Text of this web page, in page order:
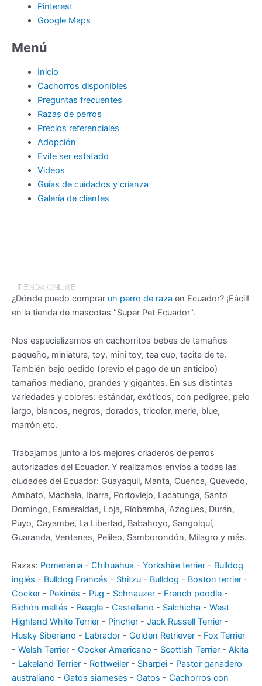
Pinterest
Google Maps
Menú
Inicio
Cachorros disponibles
Preguntas frecuentes
Razas de perros
Precios referenciales
Adopción
Evite ser estafado
Videos
Guías de cuidados y crianza
Galería de clientes
¿Dónde puedo comprar un perro de raza en Ecuador? ¡Fácil!
en la tienda de mascotas "Super Pet Ecuador".
Nos especializamos en cachorritos bebes de tamaños
pequeño, miniatura, toy, mini toy, tea cup, tacita de te.
También bajo pedido (previo el pago de un anticipo)
tamaños mediano, grandes y gigantes. En sus distintas
variedades y colores: estándar, exóticos, con pedigree, pelo
largo, blancos, negros, dorados, tricolor, merle, blue,
marrón etc.
Trabajamos junto a los mejores criaderos de perros
autorizados del Ecuador. Y realizamos envíos a todas las
ciudades del Ecuador: Guayaquil, Manta, Cuenca, Quevedo,
Ambato, Machala, Ibarra, Portoviejo, Lacatunga, Santo
Domingo, Esmeraldas, Loja, Riobamba, Azogues, Durán,
Puyo, Cayambe, La Libertad, Babahoyo, Sangolquí,
Guaranda, Ventanas, Pelileo, Samborondón, Milagro y más.
Razas: Pomerania - Chihuahua - Yorkshire terrier - Bulldog
inglés - Bulldog Francés - Shitzu - Bulldog - Boston terrier -
Cocker - Pekinés - Pug - Schnauzer - French poodle -
Bichón maltés - Beagle - Castellano - Salchicha - West
Highland White Terrier - Pincher - Jack Russell Terrier -
Husky Siberiano - Labrador - Golden Retriever - Fox Terrier
- Welsh Terrier - Cocker Americano - Scottish Terrier - Akita
- Lakeland Terrier - Rottweiler - Sharpei - Pastor ganadero
australiano - Gatos siameses - Gatos - Cachorros con